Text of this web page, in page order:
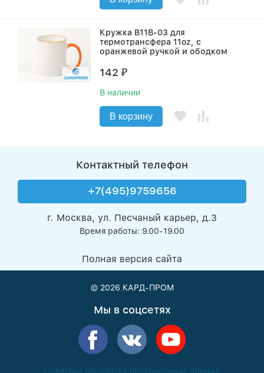
Кружка B11B-03 для
термотрансфера 11oz, с
оранжевой ручкой и ободком
142₽
В наличии
В корзину
Контактный телефон
+7(495)9759656
г. Москва, ул. Песчаный карьер, д.3
Время работы: 9.00-19.00
Полная версия сайта
© 2026 КАРД-ПРОМ
Мы в соцсетях
Политика обработки персональных данных